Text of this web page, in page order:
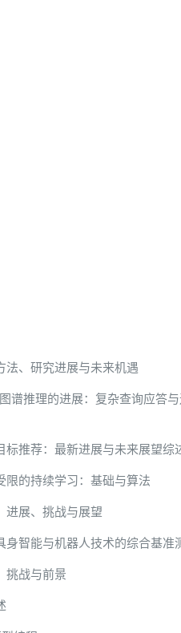
法、研究进展与未来机遇
谱推理的进展：复杂查询应答
标推荐：最新进展与未来展望综
限的持续学习：基础与算法
进展、挑战与展望
身智能与机器人技术的综合基准
挑战与前景